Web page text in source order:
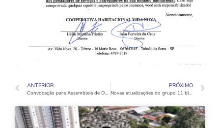
ANTERIOR PRÓXIMO